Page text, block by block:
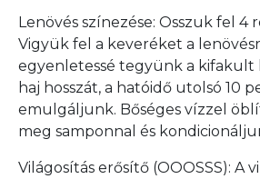
Lenövés színezése: Osszuk fel 4
Vigyük fel a keveréket a
egyenletessé tegyünk a kifakult
haj hosszát, a hatóidő utolsó 10
emulgáljunk. Bőséges vízzel
meg samponnal és
Világosítás erősítő (OOOSSS): A